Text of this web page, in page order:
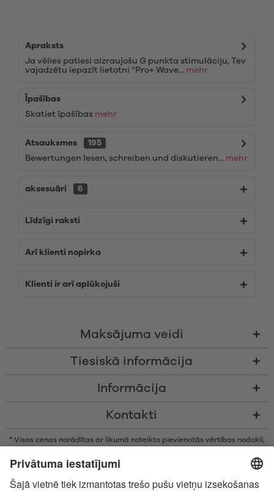
Apraksts
Ja vēlies patiesi aizraujošu G punkta stimulāciju, Tev
vajadzētu iepazīt lietotni “Pro+ Wave... mehr
Īpašības
Skatiet īpašības mehr
Atsauksmes
195
Bewertungen lesen, schreiben und diskutieren... mehr
aksesuāri 6
Līdzīgi raksti
Arī klienti nopirka
Klienti ir arī aplūkojuši
Maksājuma veidi
Tiesiskā informācija
Informācija
Kontakti
* Visas cenas norādītas ar likumā noteikto pievienotās vērtības nodokli,
vien nav noteikts citādi
* Bluetooth® vārdiskā zīme un logotipi ir reģistrētas preču zīmes, kas